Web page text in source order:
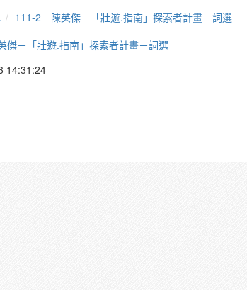
111-2－陳英傑－「壯遊.指南」探索者計畫－詞選
傑－「壯遊.指南」探索者計畫－詞選
14:31:24